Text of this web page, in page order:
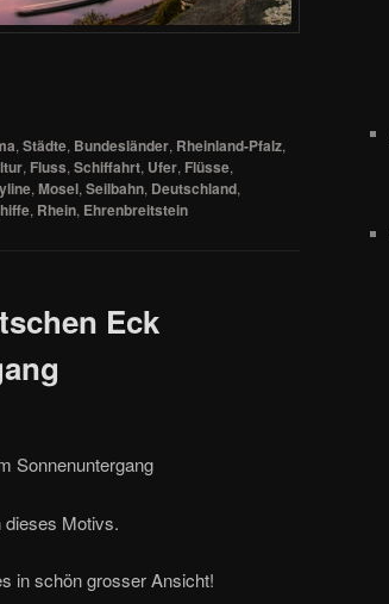
, Städte, Bundesländer, Rheinland-Pfalz,
, Fluss, Schiffahrt, Ufer, Flüsse,
, Mosel, Seilbahn, Deutschland,
, Rhein, Ehrenbreitstein
Eck
Sonnenuntergang
dieses Motivs.
in schön grosser Ansicht!